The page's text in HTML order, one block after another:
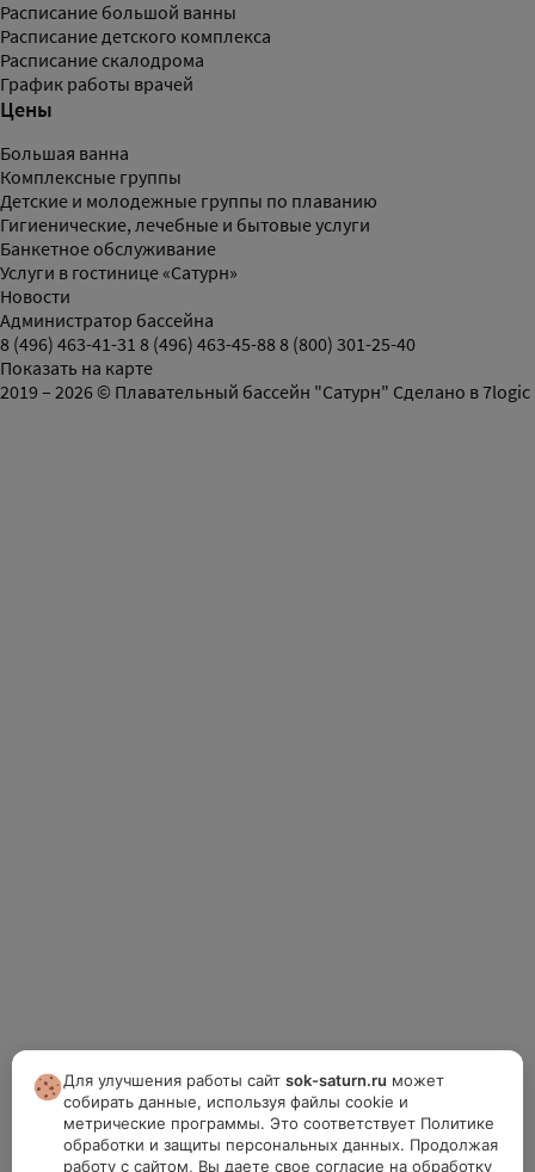
Расписание большой ванны
Расписание детского комплекса
Расписание скалодрома
График работы врачей
Цены
Большая ванна
Комплексные группы
Детские и молодежные группы по плаванию
Гигиенические, лечебные и бытовые услуги
Банкетное обслуживание
Услуги в гостинице «Сатурн»
Новости
Администратор бассейна
8 (496) 463-41-31 8 (496) 463-45-888 (800) 301-25-40
Показать на карте
2019 – 2026 © Плавательный бассейн "Сатурн" Сделано в7logic
Для улучшения работы сайтsok-saturn.ru может
собирать данные, используя файлы cookie и
метрические программы. Это соответствует Политике
обработки и защиты персональных данных. Продолжая
работу с сайтом, Вы даете свое согласие на обработку